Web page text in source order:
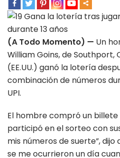
(A Todo Momento) — Un
William Goins, de Southport,
(EE.UU.) ganó la lotería
combinación de números
UPI.
El hombre compró un
participó en el sorteo con
mis números de suerte”,
se me ocurrieron un día